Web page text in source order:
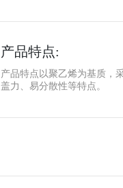
产品特点:
产品特点以聚乙烯为基质，
盖力、易分散性等特点。